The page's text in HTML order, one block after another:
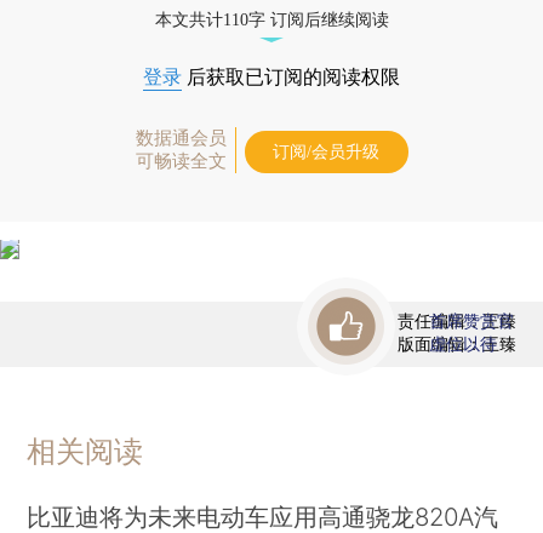
本文共计110字 订阅后继续阅读
登录 后获取已订阅的阅读权限
数据通会员
可畅读全文
订阅/会员升级
责任编辑：王臻
版面编辑：王臻
首席赞赏官
虚位以待
相关阅读
比亚迪将为未来电动车应用高通骁龙820A汽